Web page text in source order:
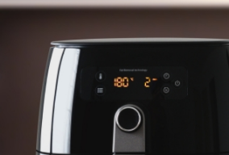
FREIDORA DE AIRE